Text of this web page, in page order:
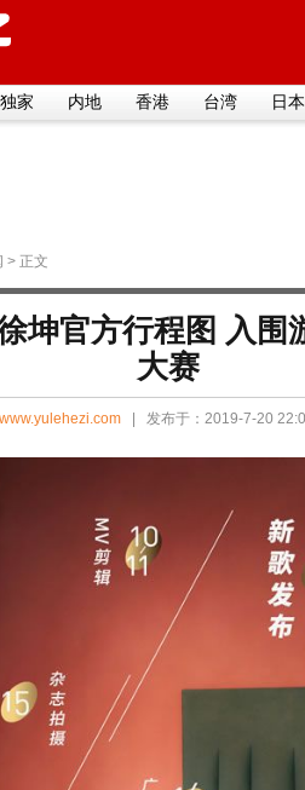
独家 内地 香港 台湾 日本
> 正文
坤官方行程图 入围
大赛
www.yulehezi.com| 发布于：2019-7-20